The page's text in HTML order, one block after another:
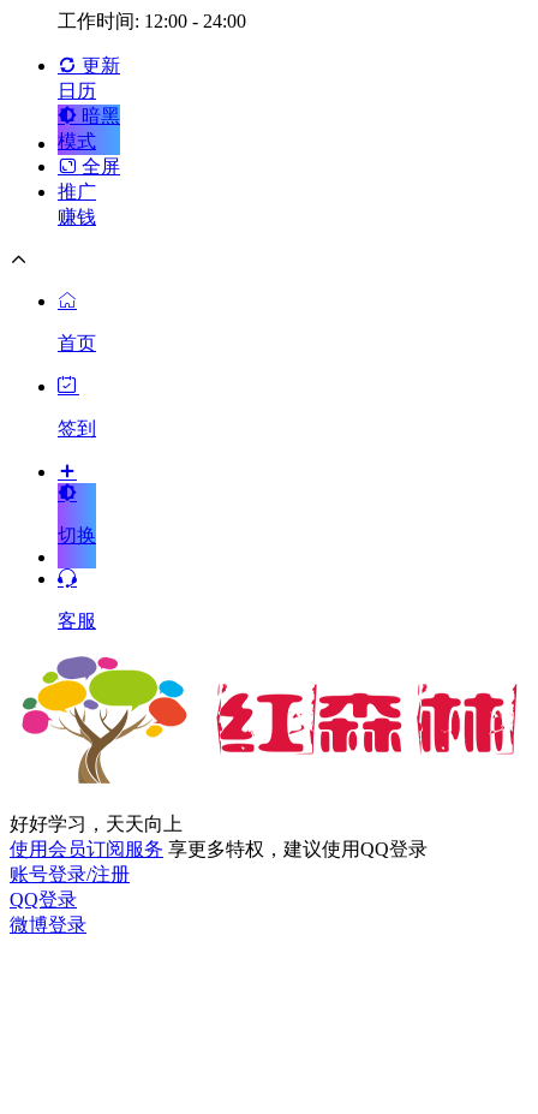
工作时间: 12:00 - 24:00
更新
日历
暗黑
模式
全屏
推广
赚钱
首页
签到
切换
客服
好好学习，天天向上
使用会员订阅服务 享更多特权，建议使用QQ登录
账号登录/注册
QQ登录
微博登录